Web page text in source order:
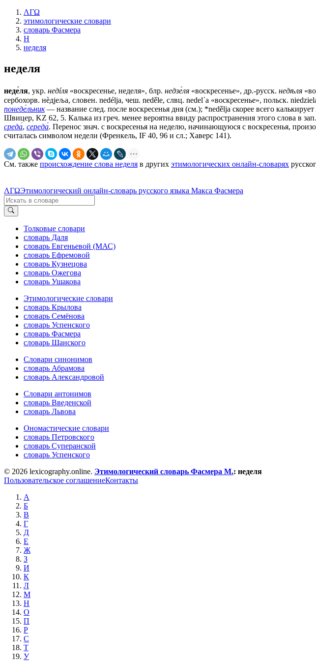
ΛΓΩ
этимологические словари
словарь Фасмера
Н
неделя
неделя
неде́ля, укр. недíля «воскресенье, неделя», блр. недзе́ля «воскресенье», др.-русск. недѣля
сербохорв. нѐдjеља, словен. nedélja, чеш. neděle, слвц. nеdеl᾽а «воскресенье», польск.
понеде́льник— название след. после воскресенья дня (см.); *nedělja скорее всего
Швицер, KZ 62, 5. Калька из греч. менее вероятна ввиду распространения этого слова
среда́, середа́. Перенос знач. с воскресенья на неделю, начинающуюся с воскресенья,
считалась символом недели (Френкель, IF 40, 96 и сл.; Хаверс 141).
См. также происхождение слова неделя в других этимологических онлайн-словарях
ΛΓΩЭтимологический онлайн-словарь русского языка Макса Фасмера
Толковые словари
словарь Даля
словарь Евгеньевой (МАС)
словарь Ефремовой
словарь Кузнецова
словарь Ожегова
словарь Ушакова
Этимологические словари
словарь Крылова
словарь Семёнова
словарь Успенского
словарь Фасмера
словарь Шанского
Словари синонимов
словарь Абрамова
словарь Александровой
Словари антонимов
словарь Введенской
словарь Львова
Ономастические словари
словарь Петровского
словарь Суперанской
словарь Успенского
© 2026 lexicography.online. Этимологический словарь Фасмера М.: неделя
Пользовательское соглашениеКонтакты
А
Б
В
Г
Д
Е
Ж
З
И
К
Л
М
Н
О
П
Р
С
Т
У